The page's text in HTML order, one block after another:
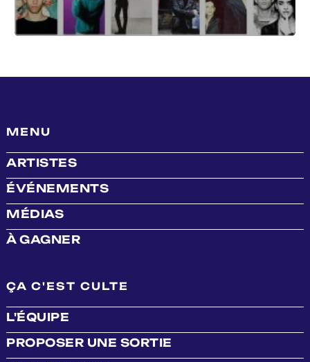
MENU
ARTISTES
ÉVÉNEMENTS
MÉDIAS
À GAGNER
ÇA C'EST CULTE
L'ÉQUIPE
PROPOSER UNE SORTIE